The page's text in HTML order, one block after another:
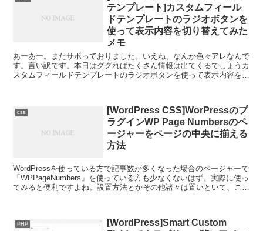
テンプレート]カスタムフィール
ドテンプレートのラジオボタンを
使って表示内容を切り替えてみた
メモ
あーあー。またサボっておりました。いえね、なんか色々アレなんで
す。言い訳です。本日はググればたくさん情報は出てくるでしょうカ
スタムフィールドテンプレートのラジオボタンを使って表示内容を切
css
[WordPress CSS]WorPressのプ
ラグインWP Page Numbersのペ
ージャーをページの中央に揃える
方法
WordPressを使っている方で記事数が多くなった場合のページャーで
「WPPageNumbers」を使っている方も少なくないはず。実際に使っ
てみると便利ですよね。設置方法とかその他諸々は置いといて、この
PHP
[WordPress]Smart Custom